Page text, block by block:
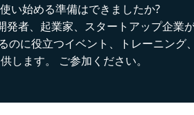
い始める準備はできましたか?
者、起業家、スタートアップ企業
のに役立つイベント、トレーニング
します。 ご参加ください。